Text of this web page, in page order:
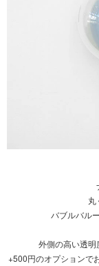
丸
バブルバル
外側の高い透明
+500円のオプションで